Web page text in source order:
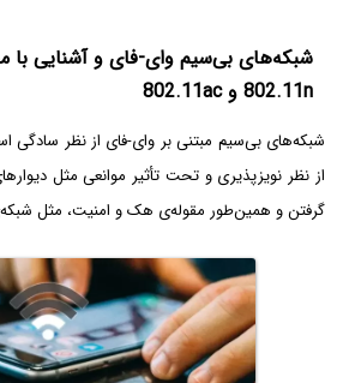
802.11n و 802.11ac
شبکه‌های بی‌سیم مبتنی بر وای-فای از نظر سادگی
از نظر نویزپذیری و تحت تأثیر موانعی مثل
گرفتن و همین‌طور مقوله‌ی هک و امنیت، مثل